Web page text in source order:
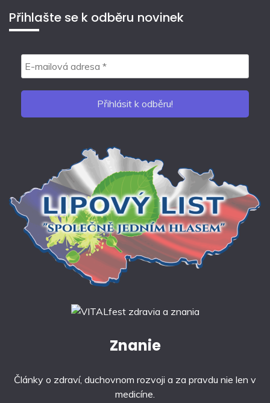
Přihlašte se k odběru novinek
Znanie
Články o zdraví, duchovnom rozvoji a za pravdu nie len v
medicíne.